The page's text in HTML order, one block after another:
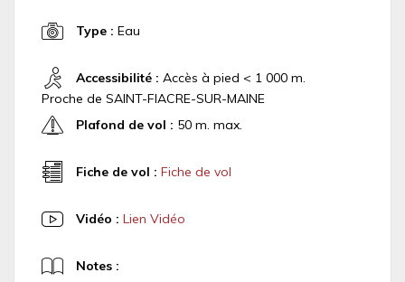
Type : Eau
Accessibilité : Accès à pied < 1 000 m.
Proche de SAINT-FIACRE-SUR-MAINE
Plafond de vol : 50 m. max.
Fiche de vol : Fiche de vol
Vidéo : Lien Vidéo
Notes :